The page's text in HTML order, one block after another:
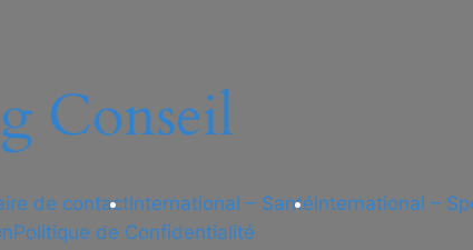
Conseil
de contactInternational – SantéInternational –
Politique de Confidentialité